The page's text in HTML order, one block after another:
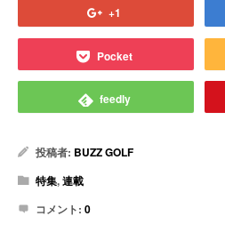
+1
Pocket
feedly
投稿者: BUZZ GOLF
特集,連載
コメント: 0